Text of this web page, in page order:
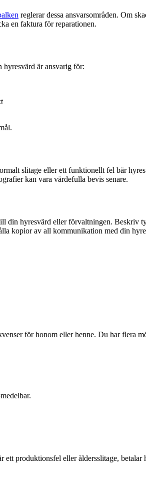
reglerar dessa ansvarsområden. Om
en faktura för reparationen.
hyresvärd är ansvarig för:
slitage eller ett funktionellt fel bär
kan vara värdefulla bevis senare.
din hyresvärd eller förvaltningen.
kopior av all kommunikation med din
för honom eller henne. Du har flera
produktionsfel eller åldersslitage, betalar